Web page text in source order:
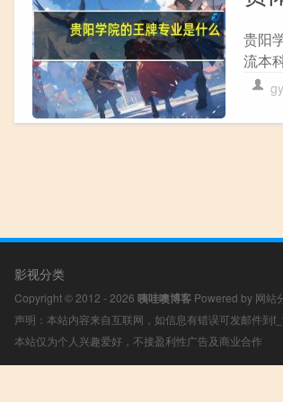
贵阳
流本
gy
影视分类
Copyright © 2012 - 2026 咦哇噢博客 Powered by 网站
声明：本站内容来自互联网，如信息有错误可发邮件到
本站仅为个人兴趣爱好，不接盈利性广告及商业合作